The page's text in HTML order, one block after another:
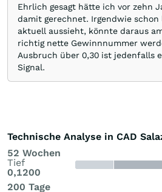
Ehrlich gesagt hätte ich vor zehn
damit gerechnet. Irgendwie schon
aktuell aussieht, könnte daraus
richtig nette Gewinnnummer
Ausbruch über 0,30 ist jedenfalls
Signal.
Technische Analyse in CAD
52 Wochen
Tief
0,1200
200 Tage